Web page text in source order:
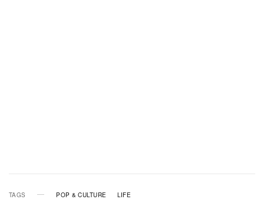
TAGS POP & CULTURE LIFE